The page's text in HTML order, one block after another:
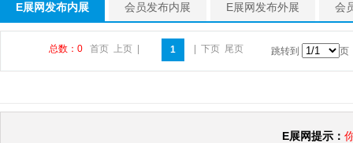
E展网发布内展 会员发布内展 E展网发布外展 会
总数：0 首页 上页 1 下页 尾页 跳转到 页
E展网提示：